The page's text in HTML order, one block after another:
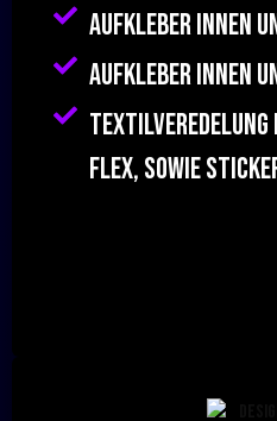
Aufkleber innen
Aufkleber innen
Textilveredelung
Flex, sowie